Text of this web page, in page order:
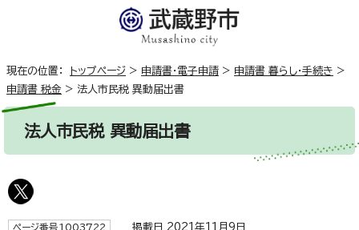
現在の位置： トップページ > 申請書・電子申請 > 申請書 暮らし・手続き >
申請書 税金 > 法人市民税 異動届出書
法人市民税 異動届出書
ページ番号1003722 掲載日 2021年11月9日